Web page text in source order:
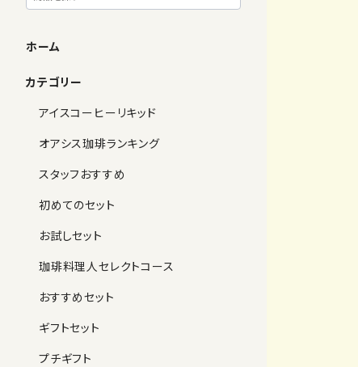
ホーム
カテゴリー
アイスコーヒーリキッド
オアシス珈琲ランキング
スタッフおすすめ
初めてのセット
お試しセット
珈琲料理人セレクトコース
おすすめセット
ギフトセット
プチギフト